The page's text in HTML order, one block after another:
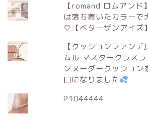
【romand ロムアンド
は落ち着いたカラーで
♡【ベターザンアイズ】
【クッションファン
ムル マスタークラス
ンヌーダークッション
口になりました
P1044444